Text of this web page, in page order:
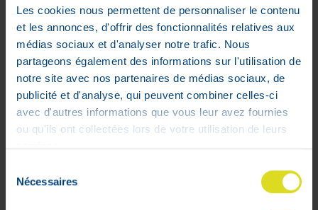
Les cookies nous permettent de personnaliser le contenu
et les annonces, d'offrir des fonctionnalités relatives aux
médias sociaux et d'analyser notre trafic. Nous
partageons également des informations sur l'utilisation de
notre site avec nos partenaires de médias sociaux, de
publicité et d'analyse, qui peuvent combiner celles-ci
avec d'autres informations que vous leur avez fournies
ou qu'ils ont collectées lors de votre utilisation de leurs
services.
Nécessaires
Hartmann Thermometre Thermoval
Flexible Kids
13,99€
En stock